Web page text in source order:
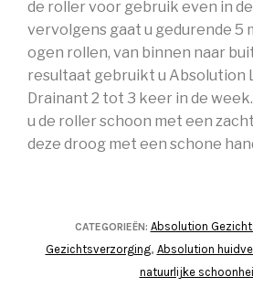
de roller voor gebruik even in
vervolgens gaat u gedurende 5
ogen rollen, van binnen naar
resultaat gebruikt u Absolution
Drainant 2 tot 3 keer in de
u de roller schoon met een
deze droog met een schone
CATEGORIEËN: Absolution
Gezichtsverzorging, Absolution
natuurlijke